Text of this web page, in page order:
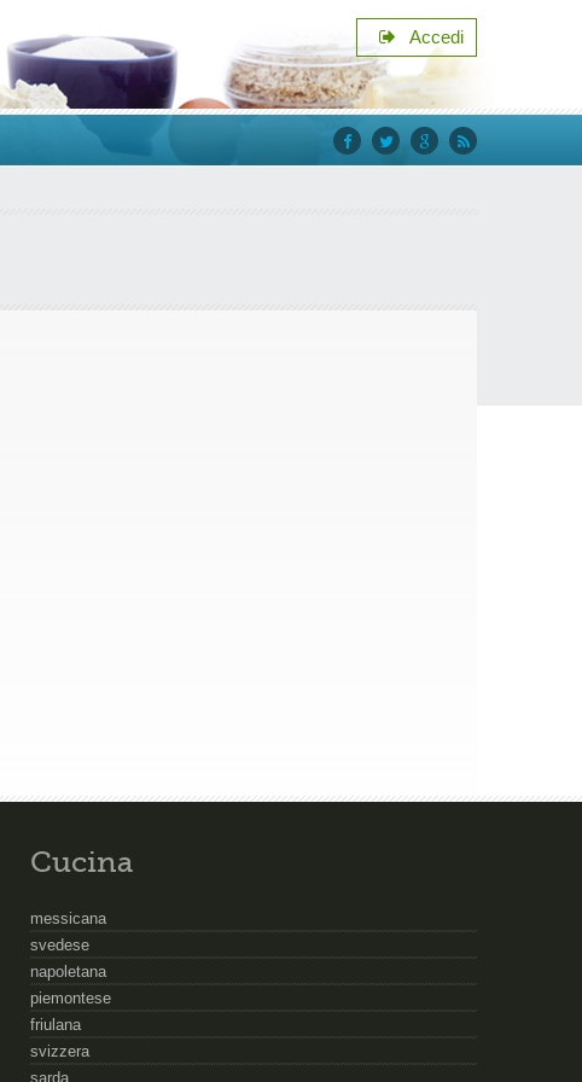
Accedi
facebook
twittergoogle+
rss
Cucina
messicana
svedese
napoletana
piemontese
friulana
svizzera
sarda